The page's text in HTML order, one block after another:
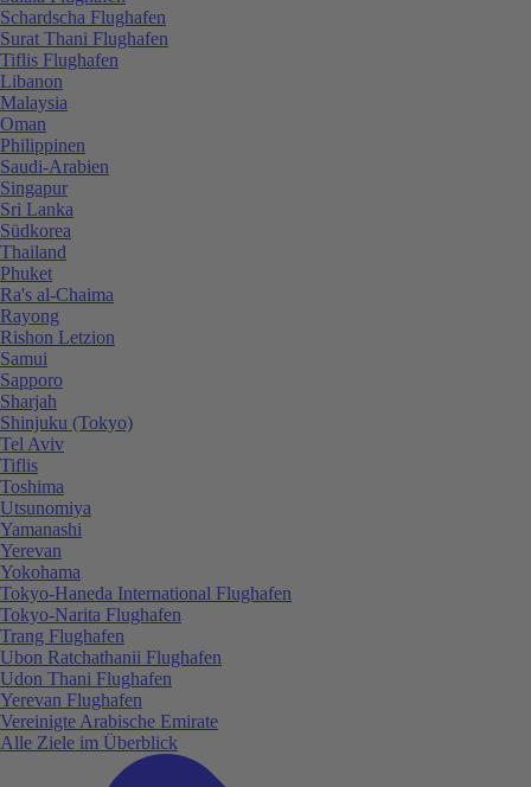
Schardscha Flughafen
Surat Thani Flughafen
Tiflis Flughafen
Libanon
Malaysia
Oman
Philippinen
Saudi-Arabien
Singapur
Sri Lanka
Südkorea
Thailand
Phuket
Ra's al-Chaima
Rayong
Rishon Letzion
Samui
Sapporo
Sharjah
Shinjuku (Tokyo)
Tel Aviv
Tiflis
Toshima
Utsunomiya
Yamanashi
Yerevan
Yokohama
Tokyo-Haneda International Flughafen
Tokyo-Narita Flughafen
Trang Flughafen
Ubon Ratchathanii Flughafen
Udon Thani Flughafen
Yerevan Flughafen
Vereinigte Arabische Emirate
Alle Ziele im Überblick